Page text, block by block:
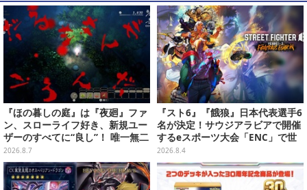
『ほの暮しの庭』は『夜廻』ファ
ン、スローライフ好き、新規ユー
ザーのすべてに“良し”！ 唯一無二
の「不穏生活シム」恐怖も暮らし
もお好み次第【プレイレポ】
2026.8.7
『スト6』『餓狼』日本代表選手6
名が決定！サウジアラビアで開催
するeスポーツ大会「ENC」で世
界に挑む
2026.8.4